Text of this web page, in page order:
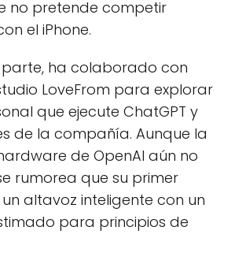
no pretende competir
el iPhone.
parte, ha colaborado con
LoveFrom para explorar
que ejecute ChatGPT y
de la compañía. Aunque la
de OpenAI aún no
rumorea que su primer
altavoz inteligente con un
para principios de